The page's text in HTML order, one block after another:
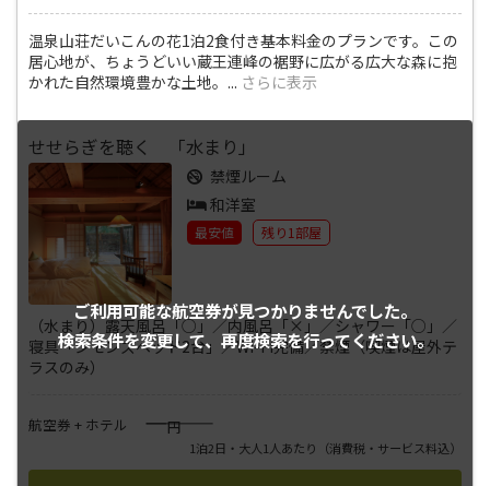
温泉山荘だいこんの花1泊2食付き基本料金のプランです。この
居心地が、ちょうどいい蔵王連峰の裾野に広がる広大な森に抱
かれた自然環境豊かな土地。 ... さらに表示
ご利用可能な航空券が見つかりませんでした。
検索条件を変更して、 再度検索を行ってください。
せせらぎを聴く 「水まり」
禁煙ルーム
和洋室
最安値 残り1部屋
（水まり）露天風呂「○」／内風呂「×」／シャワー「○」／
寝具「シモンズベッド2台」／Wi-Fi完備／禁煙（喫煙は屋外テ
ラスのみ）
航空券 + ホテル ――――円
1泊2日・大人1人あたり （消費税・サービス料込）